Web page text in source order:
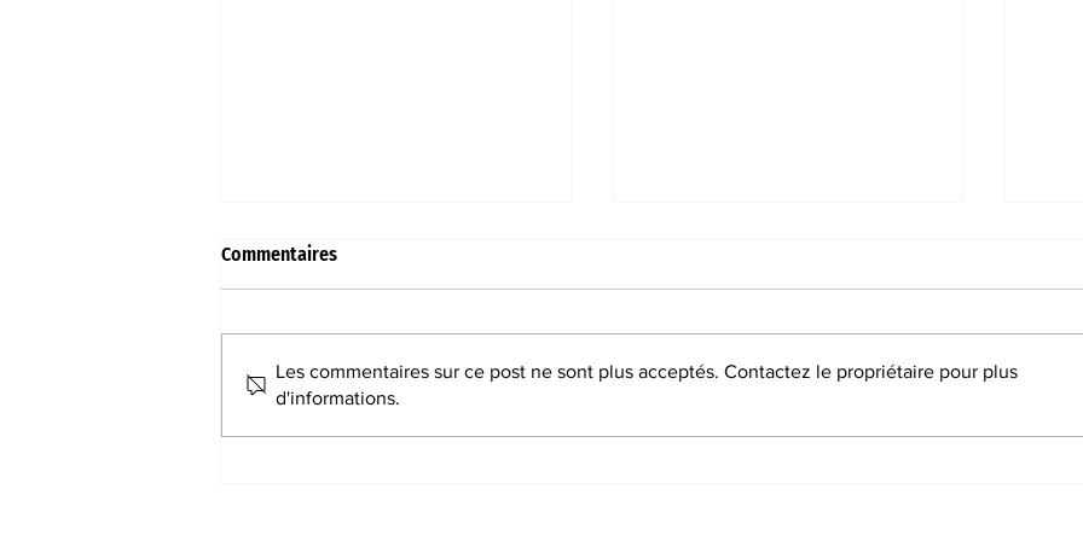
Vitry fait son cirque
Fête
Commentaires
Les commentaires sur ce post ne sont plus acceptés. Contactez le propriétaire pour plus
d'informations.